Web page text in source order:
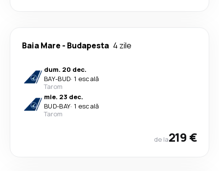
Baia Mare - Budapesta 4 zile
dum. 20 dec.
BAY-BUD· 1 escală
Tarom
mie. 23 dec.
BUD-BAY· 1 escală
Tarom
de la219 €